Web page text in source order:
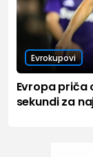
Evrokupovi
Evropa priča
sekundi za